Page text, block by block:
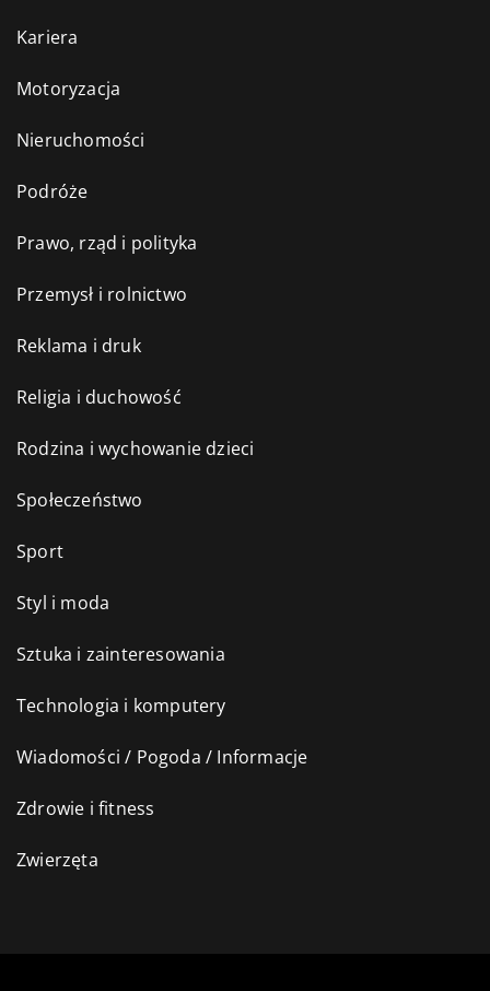
Kariera
Motoryzacja
Nieruchomości
Podróże
Prawo, rząd i polityka
Przemysł i rolnictwo
Reklama i druk
Religia i duchowość
Rodzina i wychowanie dzieci
Społeczeństwo
Sport
Styl i moda
Sztuka i zainteresowania
Technologia i komputery
Wiadomości / Pogoda / Informacje
Zdrowie i fitness
Zwierzęta